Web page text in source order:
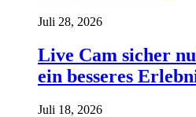
Juli 28, 2026
Live Cam sicher
ein besseres
Juli 18, 2026